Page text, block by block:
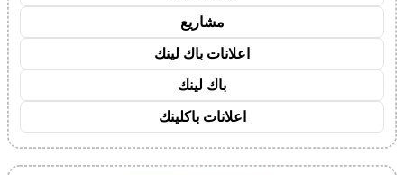
مشاريع
اعلانات باك لينك
باك لينك
اعلانات باكلينك